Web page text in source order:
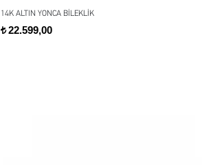
14K ALTIN YONCA BİLEKLİK
t22.599,00